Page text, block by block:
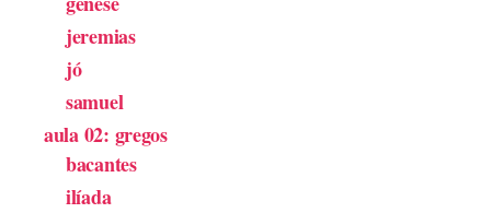
jeremias
jó
samuel
aula 02: gregos
bacantes
ilíada